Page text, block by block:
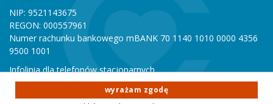
NIP: 9521143675
REGON: 000557961
Numer rachunku bankowego mBANK 70 1140 1010 0000 4356
9500 1001
Infolinia dla telefonów stacjonarnych
801 051 000
Infolinia dla telefonów komórkowych
wyrażam zgodę